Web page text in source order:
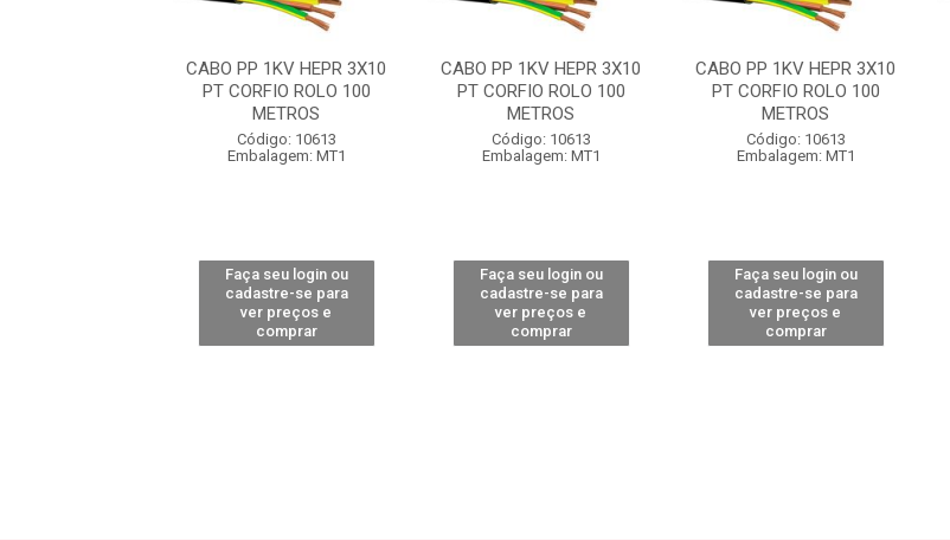
CABO PP 1KV HEPR 3X10
PT CORFIO ROLO 100
METROS
Código: 10613
Embalagem: MT1
Faça seu login ou
cadastre-se para
ver preços e
comprar
CABO PP 1KV HEPR 3X10
PT CORFIO ROLO 100
METROS
Código: 10613
Embalagem: MT1
Faça seu login ou
cadastre-se para
ver preços e
comprar
CABO PP 1KV HEPR 3X10
PT CORFIO ROLO 100
METROS
Código: 10613
Embalagem: MT1
Faça seu login ou
cadastre-se para
ver preços e
comprar